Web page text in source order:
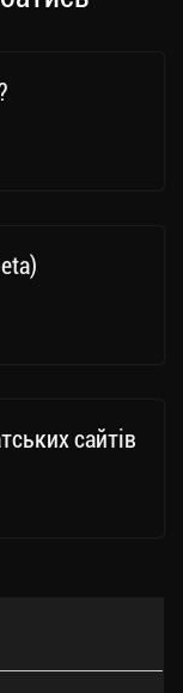
сайтів